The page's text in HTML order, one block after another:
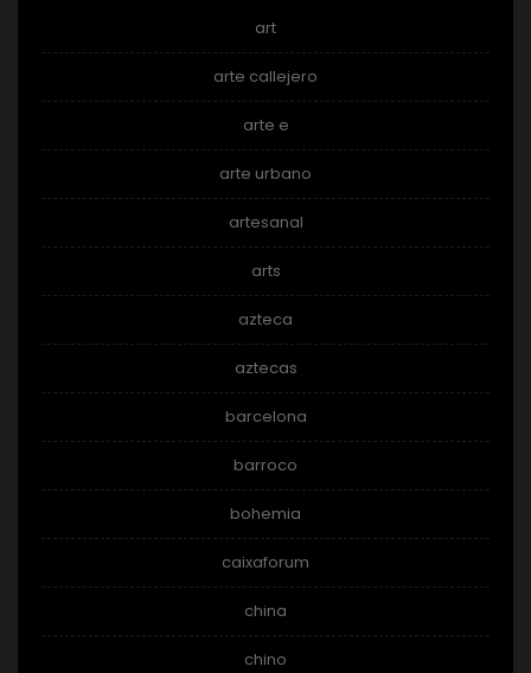
art
arte callejero
arte e
arte urbano
artesanal
arts
azteca
aztecas
barcelona
barroco
bohemia
caixaforum
china
chino